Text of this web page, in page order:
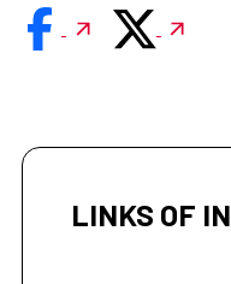
LINKS OF